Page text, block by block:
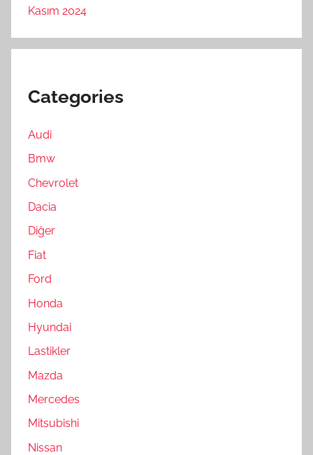
Kasım 2024
Categories
Audi
Bmw
Chevrolet
Dacia
Diğer
Fiat
Ford
Honda
Hyundai
Lastikler
Mazda
Mercedes
Mitsubishi
Nissan